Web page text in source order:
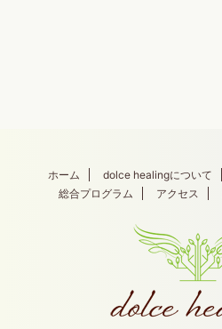
ホーム dolce healingについて
総合プログラム
アクセス